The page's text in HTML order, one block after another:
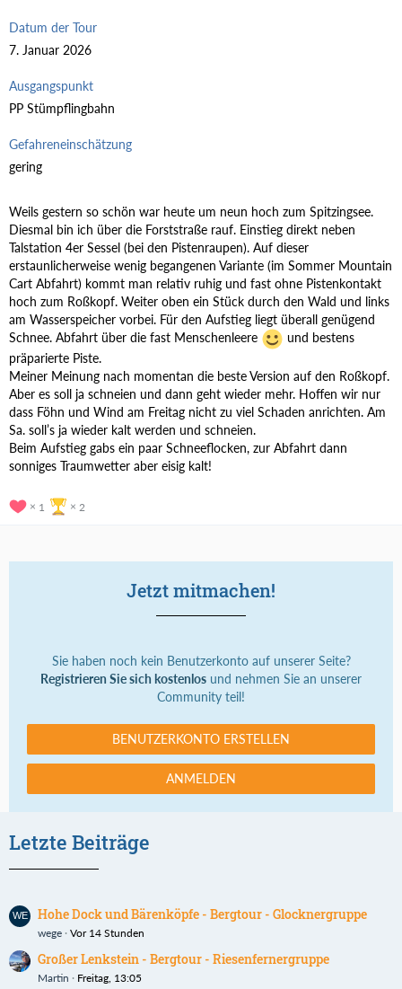
Datum der Tour
7. Januar 2026
Ausgangspunkt
PP Stümpflingbahn
Gefahreneinschätzung
gering
Weils gestern so schön war heute um neun hoch zum Spitzingsee.
Diesmal bin ich über die Forststraße rauf. Einstieg direkt neben
Talstation 4er Sessel (bei den Pistenraupen). Auf dieser
erstaunlicherweise wenig begangenen Variante (im Sommer Mountain
Cart Abfahrt) kommt man relativ ruhig und fast ohne Pistenkontakt
hoch zum Roßkopf. Weiter oben ein Stück durch den Wald und links
am Wasserspeicher vorbei. Für den Aufstieg liegt überall genügend
Schnee. Abfahrt über die fast Menschenleere
und bestens
präparierte Piste.
Meiner Meinung nach momentan die beste Version auf den Roßkopf.
Aber es soll ja schneien und dann geht wieder mehr. Hoffen wir nur
dass Föhn und Wind am Freitag nicht zu viel Schaden anrichten. Am
Sa. soll’s ja wieder kalt werden und schneien.
Beim Aufstieg gabs ein paar Schneeflocken, zur Abfahrt dann
sonniges Traumwetter aber eisig kalt!
1 2
Jetzt mitmachen!
Sie haben noch kein Benutzerkonto auf unserer Seite?
Registrieren Sie sich kostenlos und nehmen Sie an unserer
Community teil!
BENUTZERKONTO ERSTELLEN
ANMELDEN
Letzte Beiträge
Hohe Dock und Bärenköpfe - Bergtour - Glocknergruppe
wege Vor 14 Stunden
Großer Lenkstein - Bergtour - Riesenfernergruppe
Martin Freitag, 13:05